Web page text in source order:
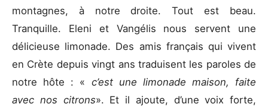
montagnes, à notre droite. Tout est beau.
Tranquille. Eleni et Vangélis nous servent une
délicieuse limonade. Des amis français qui vivent
en Crète depuis vingt ans traduisent les paroles de
notre hôte : « c’est une limonade maison, faite
avec nos citrons». Et il ajoute, d’une voix forte,